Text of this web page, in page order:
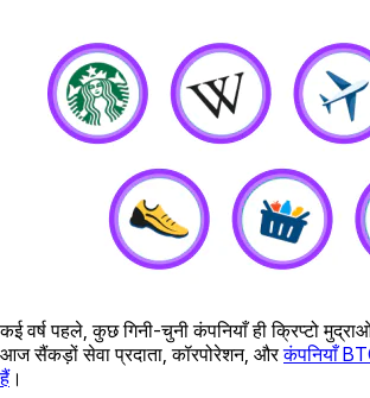
कई वर्ष पहले, कुछ गिनी-चुनी कंपनियाँ ही क्रिप्टो
आज सैंकड़ों सेवा प्रदाता, कॉरपोरेशन, औरकंपनियाँ
हैं।